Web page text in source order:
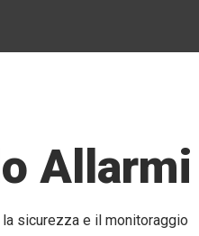
Allarmi
sicurezza e il monitoraggio